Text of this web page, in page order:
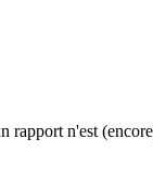
rapport n'est